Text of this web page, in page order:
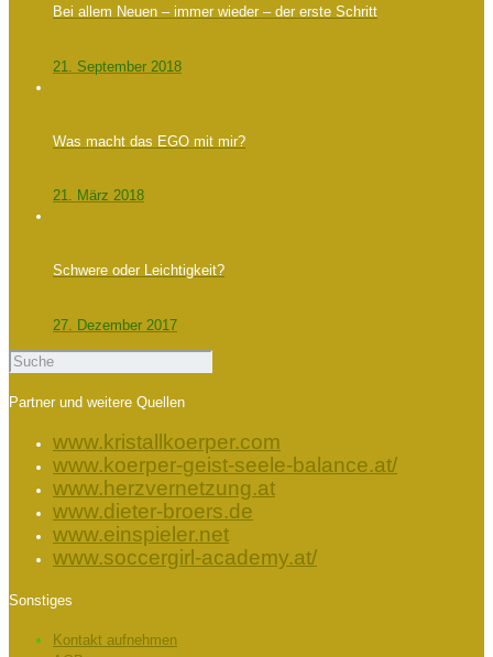
Bei allem Neuen – immer wieder – der erste Schritt
21. September 2018
Was macht das EGO mit mir?
21. März 2018
Schwere oder Leichtigkeit?
27. Dezember 2017
Partner und weitere Quellen
www.kristallkoerper.com
www.koerper-geist-seele-balance.at/
www.herzvernetzung.at
www.dieter-broers.de
www.einspieler.net
www.soccergirl-academy.at/
Sonstiges
Kontakt aufnehmen